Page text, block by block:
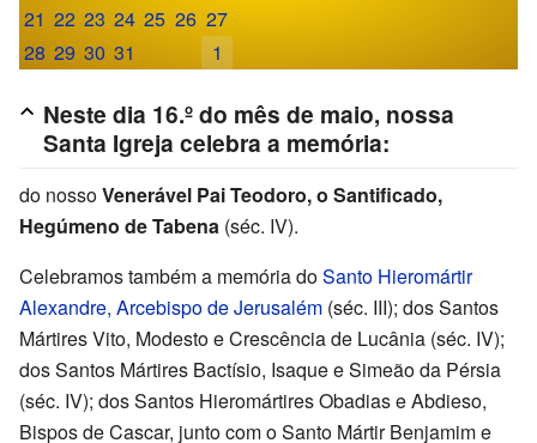
21 22 23 24 25 26 27
28 29 30 31 1
Neste dia 16.º do mês de maio, nossa
Santa Igreja celebra a memória:
do nossoVenerável Pai Teodoro, o Santificado,
Hegúmeno de Tabena (séc. IV).
Celebramos também a memória doSanto Hieromártir
Alexandre, Arcebispo de Jerusalém (séc. III); dos Santos
Mártires Vito, Modesto e Crescência de Lucânia (séc. IV);
dos Santos Mártires Bactísio, Isaque e Simeão da Pérsia
(séc. IV); dos Santos Hieromártires Obadias e Abdieso,
Bispos de Cascar, junto com o Santo Mártir Benjamim e